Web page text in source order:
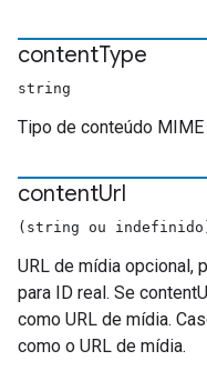
contentType
string
Tipo de conteúdo MIME
contentUrl
(string ou
URL de mídia opcional,
para ID real. Se
como URL de mídia.
como o URL de mídia.